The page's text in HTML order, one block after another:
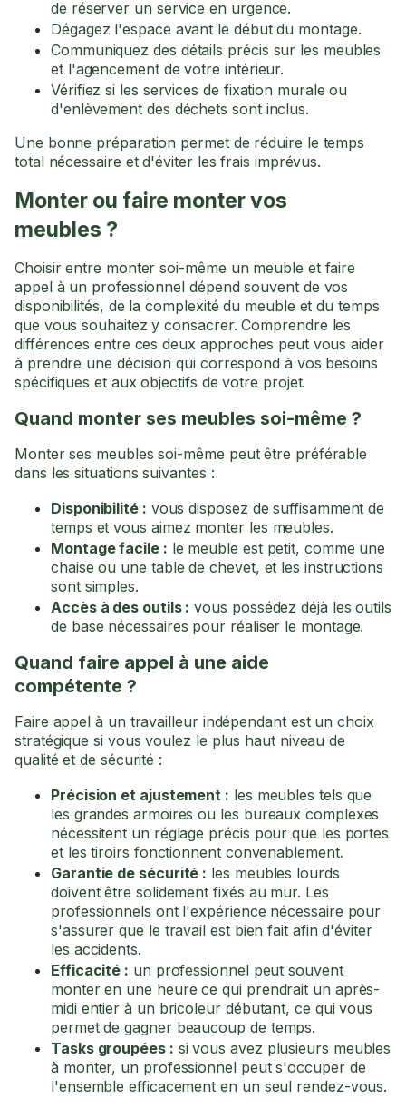
de réserver un service en urgence.
Dégagez l'espace avant le début du montage.
Communiquez des détails précis sur les meubles
et l'agencement de votre intérieur.
Vérifiez si les services de fixation murale ou
d'enlèvement des déchets sont inclus.
Une bonne préparation permet de réduire le temps
total nécessaire et d'éviter les frais imprévus.
Monter ou faire monter vos
meubles ?
Choisir entre monter soi-même un meuble et faire
appel à un professionnel dépend souvent de vos
disponibilités, de la complexité du meuble et du temps
que vous souhaitez y consacrer. Comprendre les
différences entre ces deux approches peut vous aider
à prendre une décision qui correspond à vos besoins
spécifiques et aux objectifs de votre projet.
Quand monter ses meubles soi-même ?
Monter ses meubles soi-même peut être préférable
dans les situations suivantes :
Disponibilité : vous disposez de suffisamment de
temps et vous aimez monter les meubles.
Montage facile : le meuble est petit, comme une
chaise ou une table de chevet, et les instructions
sont simples.
Accès à des outils : vous possédez déjà les outils
de base nécessaires pour réaliser le montage.
Quand faire appel à une aide
compétente ?
Faire appel à un travailleur indépendant est un choix
stratégique si vous voulez le plus haut niveau de
qualité et de sécurité :
Précision et ajustement : les meubles tels que
les grandes armoires ou les bureaux complexes
nécessitent un réglage précis pour que les portes
et les tiroirs fonctionnent convenablement.
Garantie de sécurité : les meubles lourds
doivent être solidement fixés au mur. Les
professionnels ont l'expérience nécessaire pour
s'assurer que le travail est bien fait afin d'éviter
les accidents.
Efficacité : un professionnel peut souvent
monter en une heure ce qui prendrait un après-
midi entier à un bricoleur débutant, ce qui vous
permet de gagner beaucoup de temps.
Tasks groupées : si vous avez plusieurs meubles
à monter, un professionnel peut s'occuper de
l'ensemble efficacement en un seul rendez-vous.